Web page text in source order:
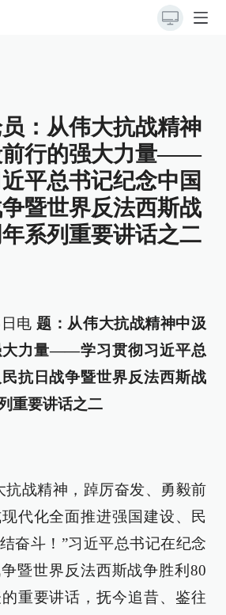
：从伟大抗战精神
前行的强大力量——
平总书记纪念中国
暨世界反法西斯战
系列重要讲话之二
电 题：从伟大抗战精神中汲
大力量——学习贯彻习近平总
抗日战争暨世界反法西斯战
重要讲话之二
抗战精神，踔厉奋发、勇毅前
代化全面推进强国建设、民
奋斗！”习近平总书记在纪念
暨世界反法西斯战争胜利80
重要讲话，抚今追昔、鉴往